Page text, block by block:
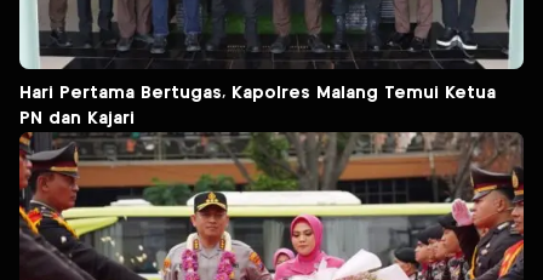
Hari Pertama Bertugas, Kapolres Malang Temui Ketua
PN dan Kajari